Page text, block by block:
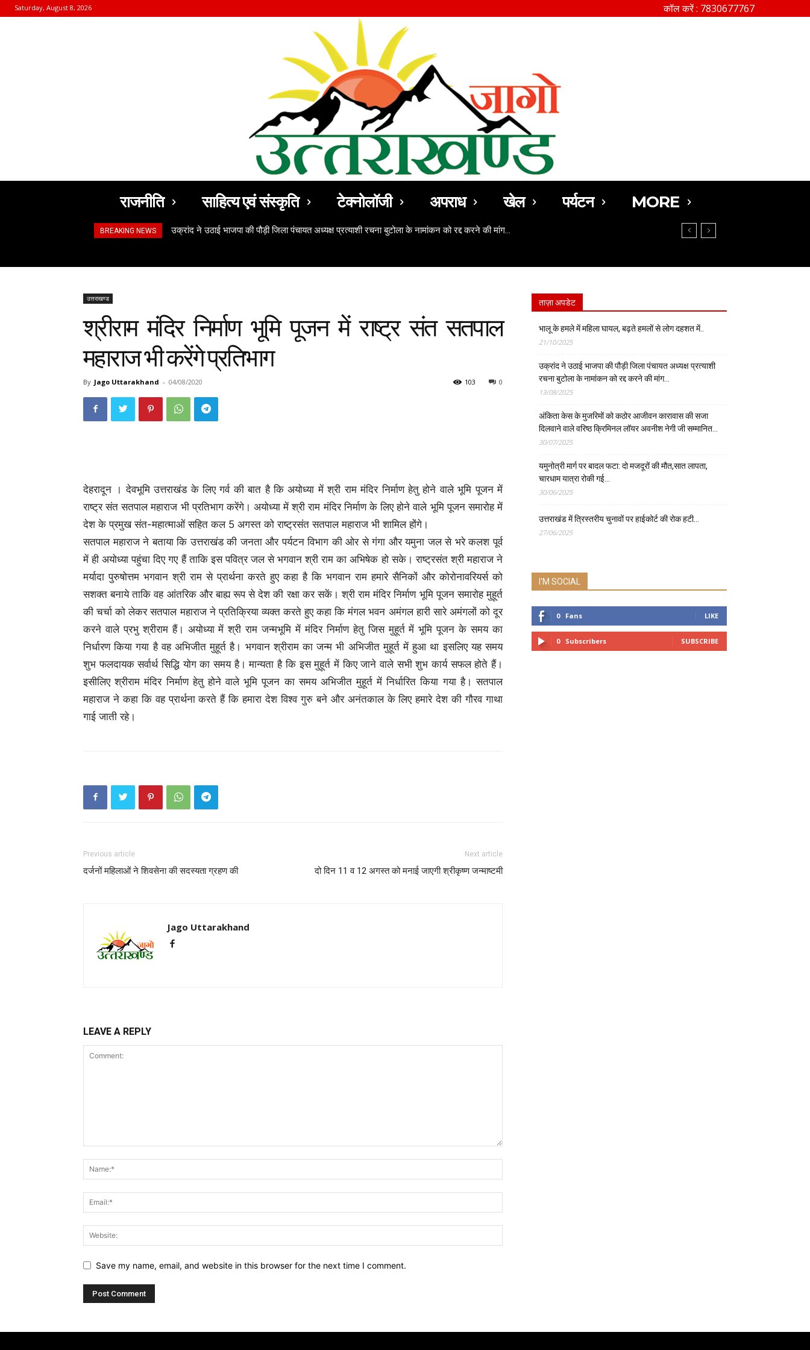
Saturday, August 8, 2026 कॉल करें : 7830677767
राजनीति साहित्य एवं संस्कृति टेक्नोलॉजी अपराध खेल पर्यटन MORE
BREAKING NEWS उक्रांद ने उठाई भाजपा की पौड़ी जिला पंचायत अध्यक्ष प्रत्याशी रचना बुटोला के नामांकन को रद्द करने की मांग…
उत्तराखण्ड
श्रीराम मंदिर निर्माण भूमि पूजन में राष्ट्र संत सतपाल
महाराज भी करेंगे प्रतिभाग
By Jago Uttarakhand - 04/08/2020 0
103
देहरादून । देवभूमि उत्तराखंड के लिए गर्व की बात है कि अयोध्या में श्री राम मंदिर निर्माण हेतु होने वाले भूमि पूजन में
राष्ट्र संत सतपाल महाराज भी प्रतिभाग करेंगे। अयोध्या में श्री राम मंदिर निर्माण के लिए होने वाले भूमि पूजन समारोह में
देश के प्रमुख संत-महात्माओं सहित कल 5 अगस्त को राष्ट्रसंत सतपाल महाराज भी शामिल होंगे।
सतपाल महाराज ने बताया कि उत्तराखंड की जनता और पर्यटन विभाग की ओर से गंगा और यमुना जल से भरे कलश पूर्व
में ही अयोध्या पहुंचा दिए गए हैं ताकि इस पवित्र जल से भगवान श्री राम का अभिषेक हो सके। राष्ट्रसंत श्री महाराज ने
मर्यादा पुरुषोत्तम भगवान श्री राम से प्रार्थना करते हुए कहा है कि भगवान राम हमारे सैनिकों और कोरोनावरियर्स को
सशक्त बनाये ताकि वह आंतरिक और बाह्य रूप से देश की रक्षा कर सकें। श्री राम मंदिर निर्माण भूमि पूजन समारोह मुहूर्त
की चर्चा को लेकर सतपाल महाराज ने प्रतिक्रिया व्यक्त करते हुए कहा कि मंगल भवन अमंगल हारी सारे अमंगलों को दूर
करने वाले प्रभु श्रीराम हैं। अयोध्या में श्री राम जन्मभूमि में मंदिर निर्माण हेतु जिस मुहूर्त में भूमि पूजन के समय का
निर्धारण किया गया है वह अभिजीत मुहूर्त है। भगवान श्रीराम का जन्म भी अभिजीत मुहूर्त में हुआ था इसलिए यह समय
शुभ फलदायक सर्वार्थ सिद्धि योग का समय है। मान्यता है कि इस मुहूर्त में किए जाने वाले सभी शुभ कार्य सफल होते हैं।
इसीलिए श्रीराम मंदिर निर्माण हेतु होने वाले भूमि पूजन का समय अभिजीत मुहूर्त में निर्धारित किया गया है। सतपाल
महाराज ने कहा कि वह प्रार्थना करते हैं कि हमारा देश विश्व गुरु बने और अनंतकाल के लिए हमारे देश की गौरव गाथा
गाई जाती रहे।
Previous article
दर्जनों महिलाओं ने शिवसेना की सदस्यता ग्रहण की
Next article
दो दिन 11 व 12 अगस्त को मनाई जाएगी श्रीकृष्ण जन्माष्टमी
Jago Uttarakhand
LEAVE A REPLY
Save my name, email, and website in this browser for the next time I comment.
ताज़ा अपडेट
भालू के हमले में महिला घायल, बढ़ते हमलों से लोग दहशत में..
21/10/2025
उक्रांद ने उठाई भाजपा की पौड़ी जिला पंचायत अध्यक्ष प्रत्याशी
रचना बुटोला के नामांकन को रद्द करने की मांग…
13/08/2025
अंकिता केस के मुजरिमों को कठोर आजीवन कारावास की सजा
दिलवाने वाले वरिष्ठ क्रिमिनल लॉयर अवनीश नेगी जी सम्मानित…
30/07/2025
यमुनोत्री मार्ग पर बादल फटा: दो मजदूरों की मौत,सात लापता,
चारधाम यात्रा रोकी गई…
30/06/2025
उत्तराखंड में त्रिस्तरीय चुनावों पर हाईकोर्ट की रोक हटी…
27/06/2025
I'M SOCIAL
0 Fans LIKE
0 Subscribers SUBSCRIBE